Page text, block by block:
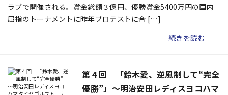
ラブで開催される。賞金総額３億円、優勝賞金5400万円の国内
屈指のトーナメントに昨年プロテストに合 […]
続きを読む
第４回 「鈴木愛、逆風制して“完全
優勝”」～明治安田レディスヨコハマ